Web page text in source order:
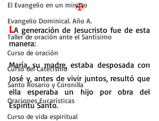
El Evangelio en un minuto
Evangelio Dominical. Año A.
Taller de oración ante el Santísimo
Curso de oración
Curso del Catecismo
Santo Rosario y Coronilla
Oraciones Eucarísticas
Curso de vida espiritual
✠
LA generación de Jesucristo fue de esta
manera:
María, su madre, estaba desposada con
José y, antes de vivir juntos, resultó que
ella esperaba un hijo por obra del
Espíritu Santo.